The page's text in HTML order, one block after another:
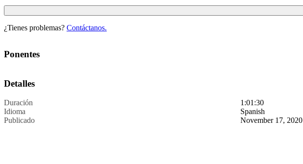
¿Tienes problemas? Contáctanos.
Ponentes
Detalles
Duración
1:01:30
Idioma
Spanish
Publicado
November 17, 2020